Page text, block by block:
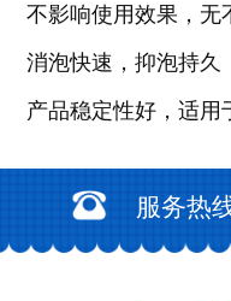
不影响使用效果，无
消泡快速，抑泡持久
产品稳定性好，适用
服务热